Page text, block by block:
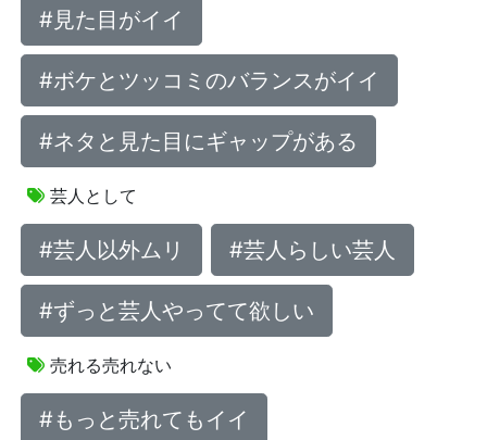
#見た目がイイ
#ボケとツッコミのバランスがイイ
#ネタと見た目にギャップがある
芸人として
#芸人以外ムリ #芸人らしい芸人
#ずっと芸人やってて欲しい
売れる売れない
#もっと売れてもイイ